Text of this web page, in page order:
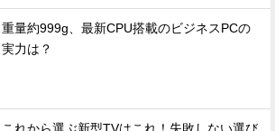
重量約999g、最新CPU搭載のビジネスPCの
実力は？